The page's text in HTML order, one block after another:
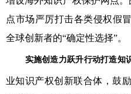
点市场严厉打击各类侵权假
全球创新者的“确定性选择”。
实施创造力跃升行动打造知
业知识产权创新联合体，鼓